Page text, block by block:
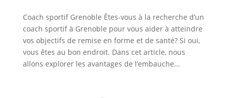
Coach sportif Grenoble Êtes-vous à la recherche d’un
coach sportif à Grenoble pour vous aider à atteindre
vos objectifs de remise en forme et de santé? Si oui,
vous êtes au bon endroit. Dans cet article, nous
allons explorer les avantages de l’embauche...